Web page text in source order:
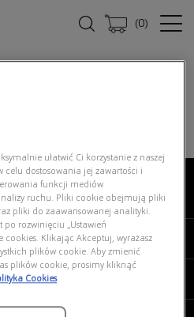
(0)
ułatwić Ci korzystanie z naszej
celu dostosowania jej zawartości i
funkcji mediów
ruchu. Pliki cookie obejmują pliki
pliki do zaawansowanej analityki.
rozwinięciu „Ustawień
cookies. Klikając Akceptuj, wyrażasz
plików cookie. Aby zmienić
plików cookie, prosimy kliknąć
Cookies